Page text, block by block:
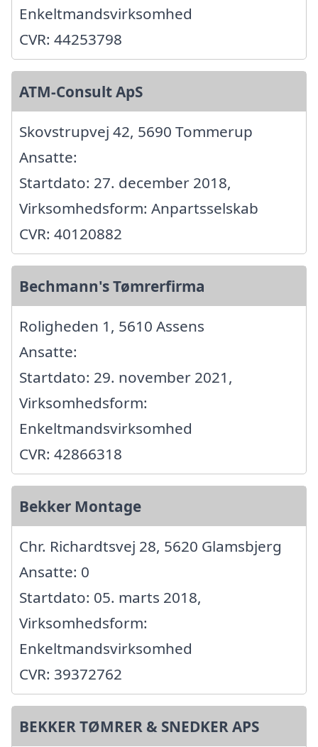
Enkeltmandsvirksomhed
CVR: 44253798
ATM-Consult ApS
Skovstrupvej 42, 5690 Tommerup
Ansatte:
Startdato: 27. december 2018,
Virksomhedsform: Anpartsselskab
CVR: 40120882
Bechmann's Tømrerfirma
Roligheden 1, 5610 Assens
Ansatte:
Startdato: 29. november 2021,
Virksomhedsform:
Enkeltmandsvirksomhed
CVR: 42866318
Bekker Montage
Chr. Richardtsvej 28, 5620 Glamsbjerg
Ansatte: 0
Startdato: 05. marts 2018,
Virksomhedsform:
Enkeltmandsvirksomhed
CVR: 39372762
BEKKER TØMRER & SNEDKER APS